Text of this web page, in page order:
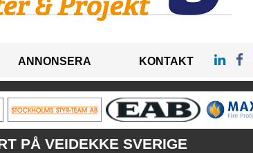
ANNONSERA KONTAKT
PÅ VEIDEKKE SVERIGE